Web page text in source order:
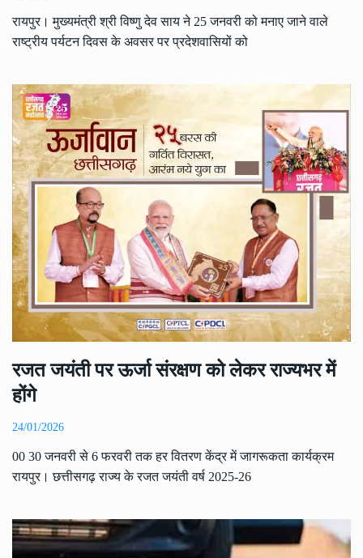
रायपुर। मुख्यमंत्री श्री विष्णु देव साय ने 25 जनवरी को मनाए जाने वाले
राष्ट्रीय पर्यटन दिवस के अवसर पर प्रदेशवासियों को
रजत जयंती पर ऊर्जा संरक्षण को लेकर राज्यभर में
होंगे
24/01/2026
00 30 जनवरी से 6 फरवरी तक हर वितरण केंद्र में जागरूकता कार्यक्रम
रायपुर। छत्तीसगढ़ राज्य के रजत जयंती वर्ष 2025-26